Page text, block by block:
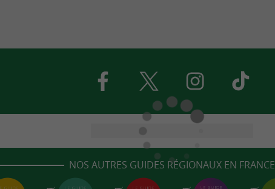
NOS AUTRES GUIDES RÉGIONAUX EN FRANCE